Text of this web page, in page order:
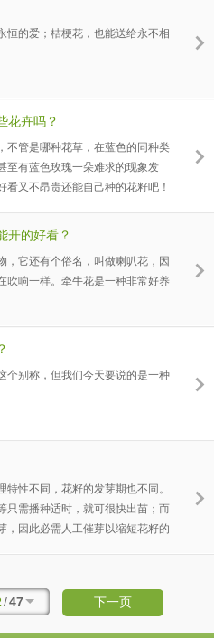
恒的爱；桔梗花，也能送给永不相
花卉吗？
不管是哪种花草，在蓝色的同种类
至有蓝色玫瑰一朵难求的现象发
又不昂贵还能自己种的花籽吧！
开的好看？
，它还有个俗名，叫做喇叭花，因
吹响一样。牵牛花是一种非常好养
个别称，但我们今天要说的是一种
性不同，花籽的发芽期也不同。
只需播种适时，就可很快出苗；而
，因此必需人工催芽以缩短花籽的
易发芽的花籽可采用浸种法，如一
洗干净即可播种。硬质花籽如文
/47 下一页